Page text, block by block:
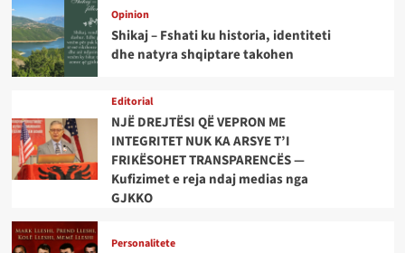
Opinion
Shikaj – Fshati ku historia, identiteti
dhe natyra shqiptare takohen
Editorial
NJË DREJTËSI QË VEPRON ME
INTEGRITET NUK KA ARSYE T’I
FRIKËSOHET TRANSPARENCËS —
Kufizimet e reja ndaj medias nga
GJKKO
Personalitete